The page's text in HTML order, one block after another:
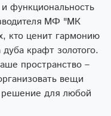
функциональность
МФ "МК
кто ценит гармонию
крафт золотого.
пространство –
вещи
решение для любой